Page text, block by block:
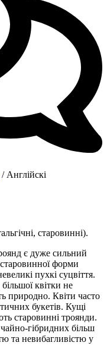
/ Англійскі
старовинні).
є дуже сильний
форми
пухкі суцвіття.
квітки не
природно. Квіти часто
букетів. Кущі
старовинні троянди.
чайно-гібридних більш
та невибагливістю у